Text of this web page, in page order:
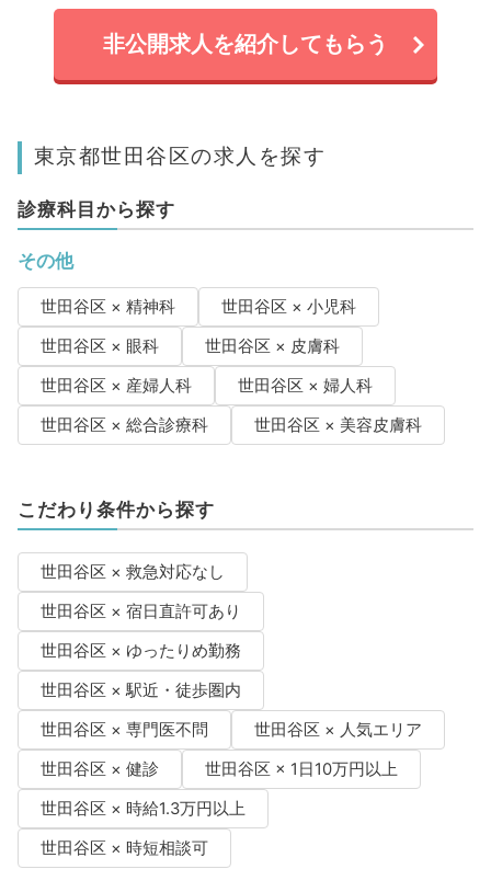
非公開求人を紹介してもらう
東京都世田谷区の求人を探す
診療科目から探す
その他
世田谷区 × 精神科
世田谷区 × 小児科
世田谷区 × 眼科
世田谷区 × 皮膚科
世田谷区 × 産婦人科
世田谷区 × 婦人科
世田谷区 × 総合診療科
世田谷区 × 美容皮膚科
こだわり条件から探す
世田谷区 × 救急対応なし
世田谷区 × 宿日直許可あり
世田谷区 × ゆったりめ勤務
世田谷区 × 駅近・徒歩圏内
世田谷区 × 専門医不問
世田谷区 × 人気エリア
世田谷区 × 健診
世田谷区 × 1日10万円以上
世田谷区 × 時給1.3万円以上
世田谷区 × 時短相談可